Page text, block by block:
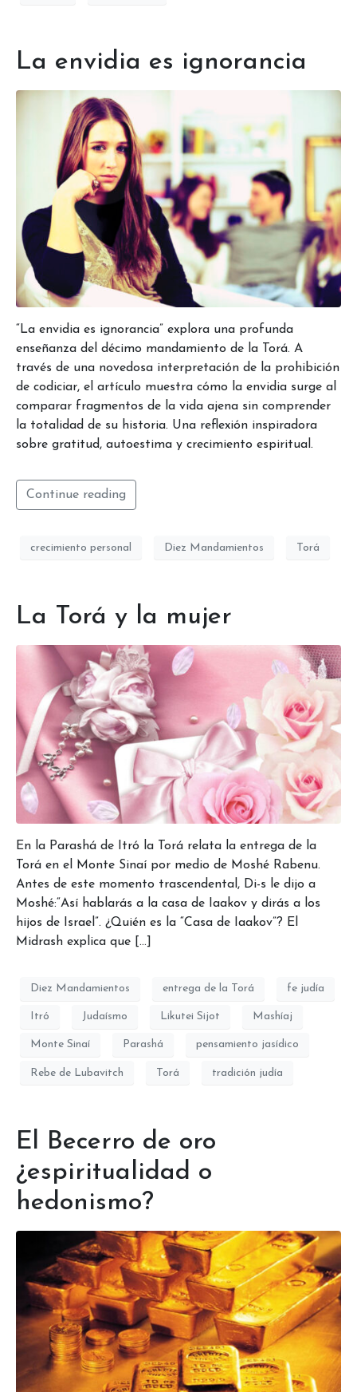
La envidia es ignorancia
“La envidia es ignorancia” explora una profunda
enseñanza del décimo mandamiento de la Torá. A
través de una novedosa interpretación de la prohibición
de codiciar, el artículo muestra cómo la envidia surge al
comparar fragmentos de la vida ajena sin comprender
la totalidad de su historia. Una reflexión inspiradora
sobre gratitud, autoestima y crecimiento espiritual.
Continue reading
crecimiento personal Diez Mandamientos Torá
La Torá y la mujer
En la Parashá de Itró la Torá relata la entrega de la
Torá en el Monte Sinaí por medio de Moshé Rabenu.
Antes de este momento trascendental, Di-s le dijo a
Moshé:“Así hablarás a la casa de Iaakov y dirás a los
hijos de Israel”. ¿Quién es la “Casa de Iaakov”? El
Midrash explica que […]
Diez Mandamientos entrega de la Torá fe judía
Itró Judaísmo Likutei Sijot Mashíaj
Monte Sinaí Parashá pensamiento jasídico
Rebe de Lubavitch Torá tradición judía
El Becerro de oro
¿espiritualidad o
hedonismo?